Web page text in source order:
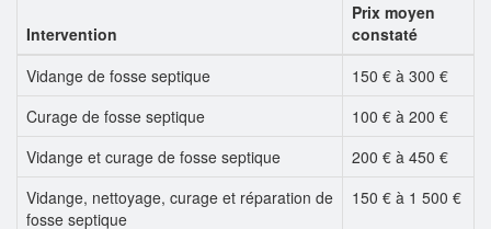
Intervention
Prix moyen
constaté
Vidange de fosse septique
150 € à 300 €
Curage de fosse septique
100 € à 200 €
Vidange et curage de fosse septique
200 € à 450 €
Vidange, nettoyage, curage et réparation de
fosse septique
150 € à 1 500 €